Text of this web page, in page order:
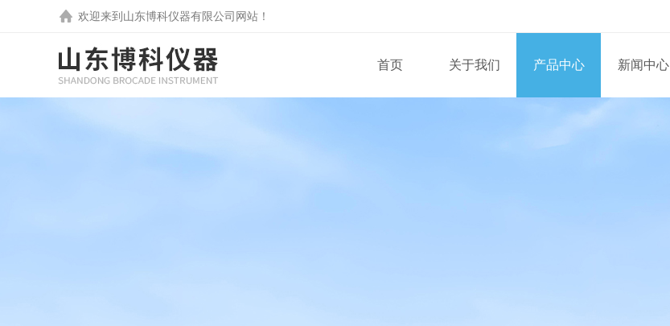
欢迎来到 山东博科仪器有限公司 网站！
首页 关于我们 产品中心 新闻中心